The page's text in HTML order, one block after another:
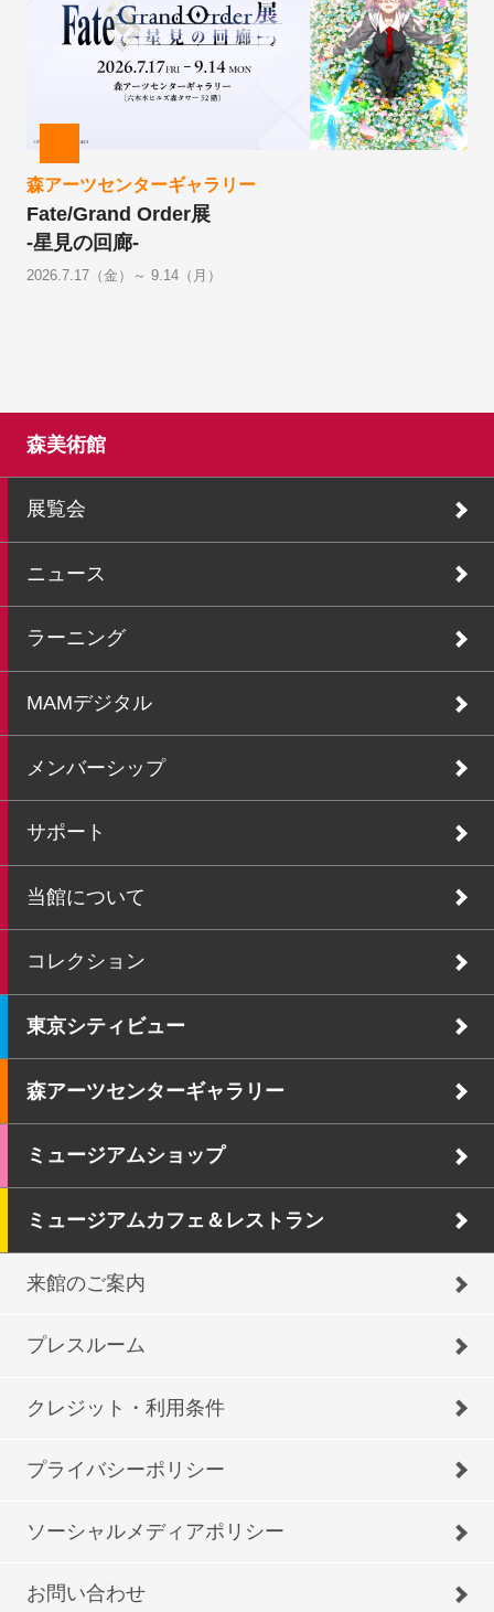
森アーツセンターギャラリー
Fate/Grand Order展
-星見の回廊-
2026.7.17（金）～ 9.14（月）
森美術館
展覧会
ニュース
ラーニング
MAMデジタル
メンバーシップ
サポート
当館について
コレクション
東京シティビュー
森アーツセンターギャラリー
ミュージアムショップ
ミュージアムカフェ＆レストラン
来館のご案内
プレスルーム
クレジット・利用条件
プライバシーポリシー
ソーシャルメディアポリシー
お問い合わせ